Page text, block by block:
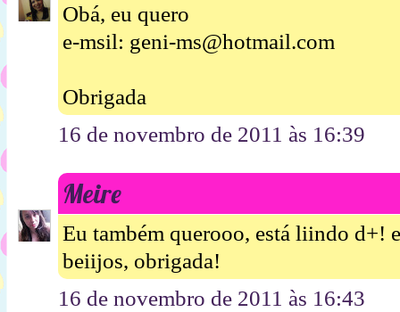
Obá, eu quero
e-msil: geni-ms@hotmail.com
Obrigada
16 de novembro de 2011 às 16:39
Meire
Eu também querooo, está liindo d+!
beiijos, obrigada!
16 de novembro de 2011 às 16:43